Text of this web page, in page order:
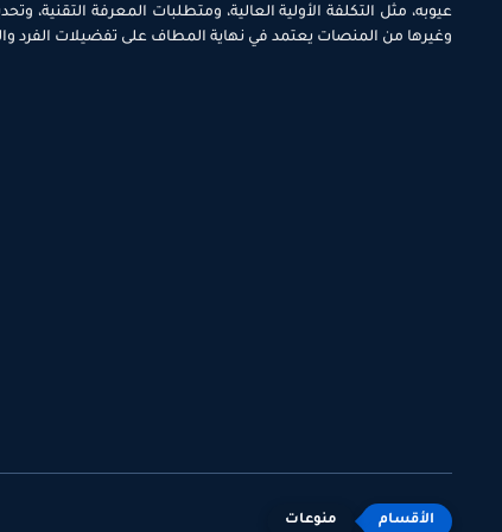
عيوبه، مثل التكلفة الأولية العالية، ومتطلبات المعرفة التقنية،
وغيرها من المنصات يعتمد في نهاية المطاف على تفضيلات الفرد
منوعات